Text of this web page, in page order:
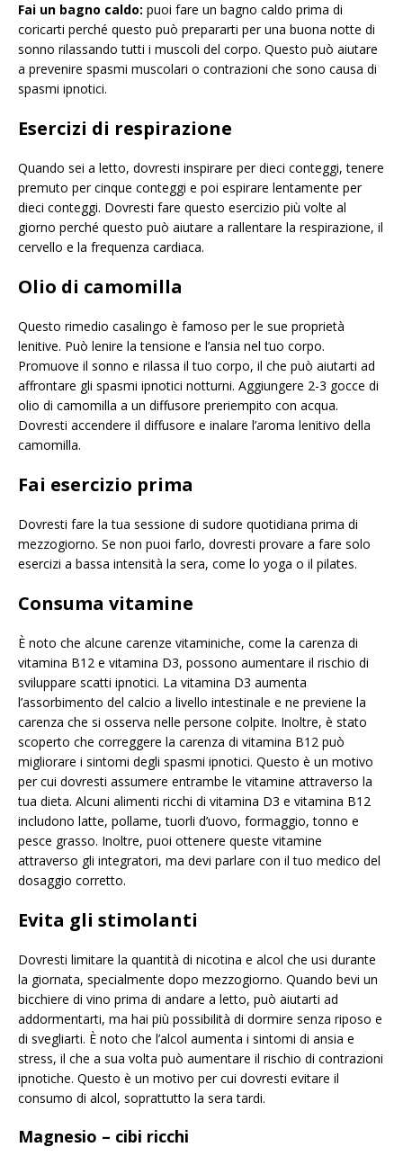
Fai un bagno caldo: puoi fare un bagno caldo prima di
coricarti perché questo può prepararti per una buona notte di
sonno rilassando tutti i muscoli del corpo. Questo può aiutare
a prevenire spasmi muscolari o contrazioni che sono causa di
spasmi ipnotici.
Esercizi di respirazione
Quando sei a letto, dovresti inspirare per dieci conteggi, tenere
premuto per cinque conteggi e poi espirare lentamente per
dieci conteggi. Dovresti fare questo esercizio più volte al
giorno perché questo può aiutare a rallentare la respirazione, il
cervello e la frequenza cardiaca.
Olio di camomilla
Questo rimedio casalingo è famoso per le sue proprietà
lenitive. Può lenire la tensione e l’ansia nel tuo corpo.
Promuove il sonno e rilassa il tuo corpo, il che può aiutarti ad
affrontare gli spasmi ipnotici notturni. Aggiungere 2-3 gocce di
olio di camomilla a un diffusore preriempito con acqua.
Dovresti accendere il diffusore e inalare l’aroma lenitivo della
camomilla.
Fai esercizio prima
Dovresti fare la tua sessione di sudore quotidiana prima di
mezzogiorno. Se non puoi farlo, dovresti provare a fare solo
esercizi a bassa intensità la sera, come lo yoga o il pilates.
Consuma vitamine
È noto che alcune carenze vitaminiche, come la carenza di
vitamina B12 e vitamina D3, possono aumentare il rischio di
sviluppare scatti ipnotici. La vitamina D3 aumenta
l’assorbimento del calcio a livello intestinale e ne previene la
carenza che si osserva nelle persone colpite. Inoltre, è stato
scoperto che correggere la carenza di vitamina B12 può
migliorare i sintomi degli spasmi ipnotici. Questo è un motivo
per cui dovresti assumere entrambe le vitamine attraverso la
tua dieta. Alcuni alimenti ricchi di vitamina D3 e vitamina B12
includono latte, pollame, tuorli d’uovo, formaggio, tonno e
pesce grasso. Inoltre, puoi ottenere queste vitamine
attraverso gli integratori, ma devi parlare con il tuo medico del
dosaggio corretto.
Evita gli stimolanti
Dovresti limitare la quantità di nicotina e alcol che usi durante
la giornata, specialmente dopo mezzogiorno. Quando bevi un
bicchiere di vino prima di andare a letto, può aiutarti ad
addormentarti, ma hai più possibilità di dormire senza riposo e
di svegliarti. È noto che l’alcol aumenta i sintomi di ansia e
stress, il che a sua volta può aumentare il rischio di contrazioni
ipnotiche. Questo è un motivo per cui dovresti evitare il
consumo di alcol, soprattutto la sera tardi.
Magnesio – cibi ricchi